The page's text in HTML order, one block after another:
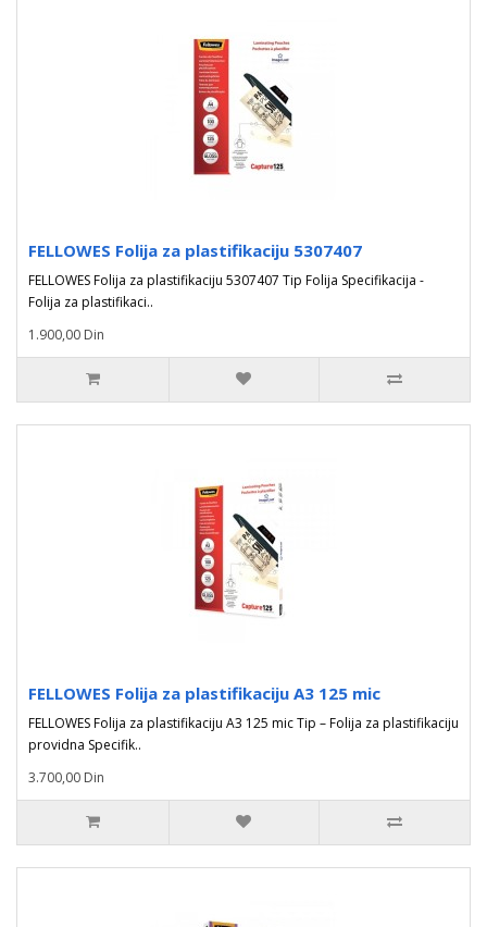
FELLOWES Folija za plastifikaciju 5307407
FELLOWES Folija za plastifikaciju 5307407 Tip Folija Specifikacija -
Folija za plastifikaci..
1.900,00 Din
FELLOWES Folija za plastifikaciju A3 125 mic
FELLOWES Folija za plastifikaciju A3 125 mic Tip – Folija za plastifikaciju
providna Specifik..
3.700,00 Din